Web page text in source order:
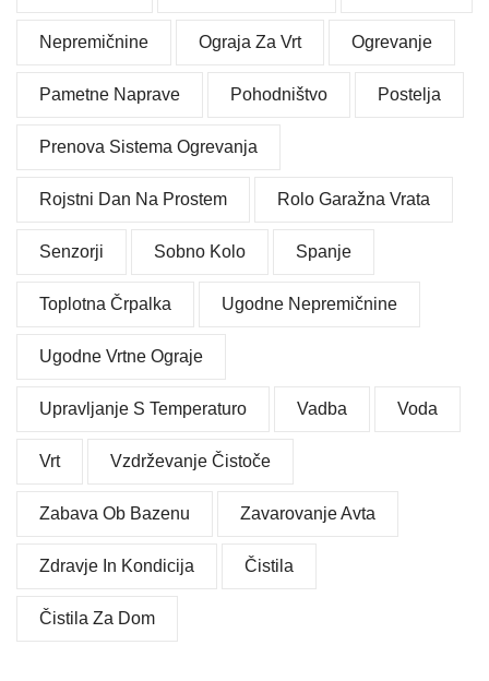
Nepremičnine Ograja Za Vrt Ogrevanje
Pametne Naprave Pohodništvo Postelja
Prenova Sistema Ogrevanja
Rojstni Dan Na Prostem Rolo Garažna Vrata
Senzorji Sobno Kolo Spanje
Toplotna Črpalka Ugodne Nepremičnine
Ugodne Vrtne Ograje
Upravljanje S Temperaturo Vadba Voda
Vrt Vzdrževanje Čistoče
Zabava Ob Bazenu Zavarovanje Avta
Zdravje In Kondicija Čistila
Čistila Za Dom